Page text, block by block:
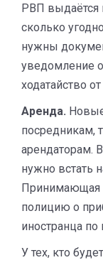
РВП выдаётся
сколько
нужны
уведомление
ходатайство
Аренда.
посредникам,
арендаторам.
нужно встать
Принимающая
полицию о
иностранца
У тех, кто